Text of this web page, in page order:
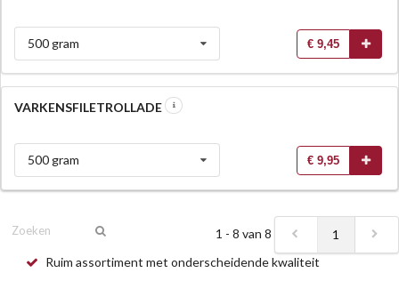
500 gram € 9,45
VARKENSFILETROLLADE
500 gram € 9,95
1 - 8 van 8
1
Ruim assortiment met onderscheidende kwaliteit